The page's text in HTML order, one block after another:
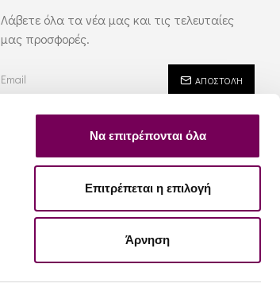
Να επιτρέπονται όλα
Επιτρέπεται η επιλογή
Άρνηση
Λάβετε όλα τα νέα μας και τις τελευταίες
μας προσφορές.
ΑΠΟΣΤΟΛΉ